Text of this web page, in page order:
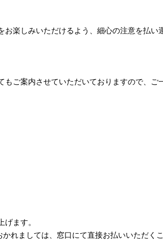
楽しみいただけるよう、細心の注意を払い
もご案内させていただいておりますので、ご
ます。
かれましては、窓口にて直接お払いいただく